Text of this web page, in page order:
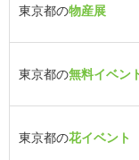
東京都の物産展
東京都の無料イベン
東京都の花イベント